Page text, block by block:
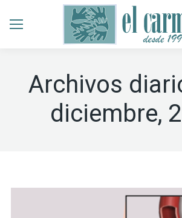
Archivos
diciembre,